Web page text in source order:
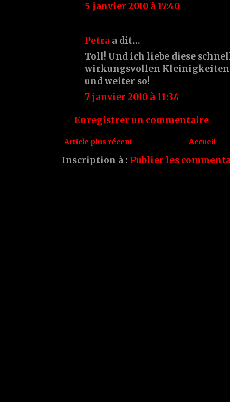
5 janvier 2010 à 17:40
Petra a dit…
Toll! Und ich liebe diese
wirkungsvollen Kleinigkeiten
und weiter so!
7 janvier 2010 à 11:34
Enregistrer un commentaire
Article plus récent Accueil
Inscription à : Publier les